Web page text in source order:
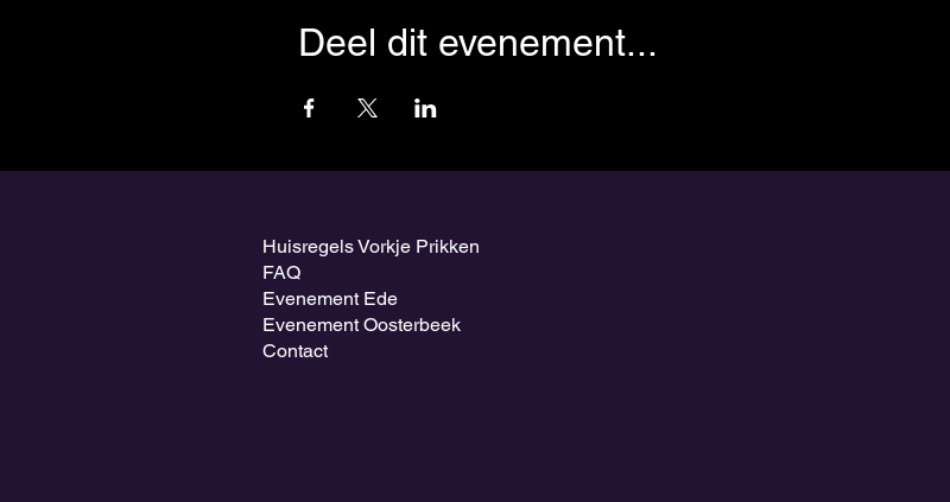
Deel dit evenement...
Huisregels Vorkje Prikken
FAQ
Evenement Ede
Evenement Oosterbeek
Contact